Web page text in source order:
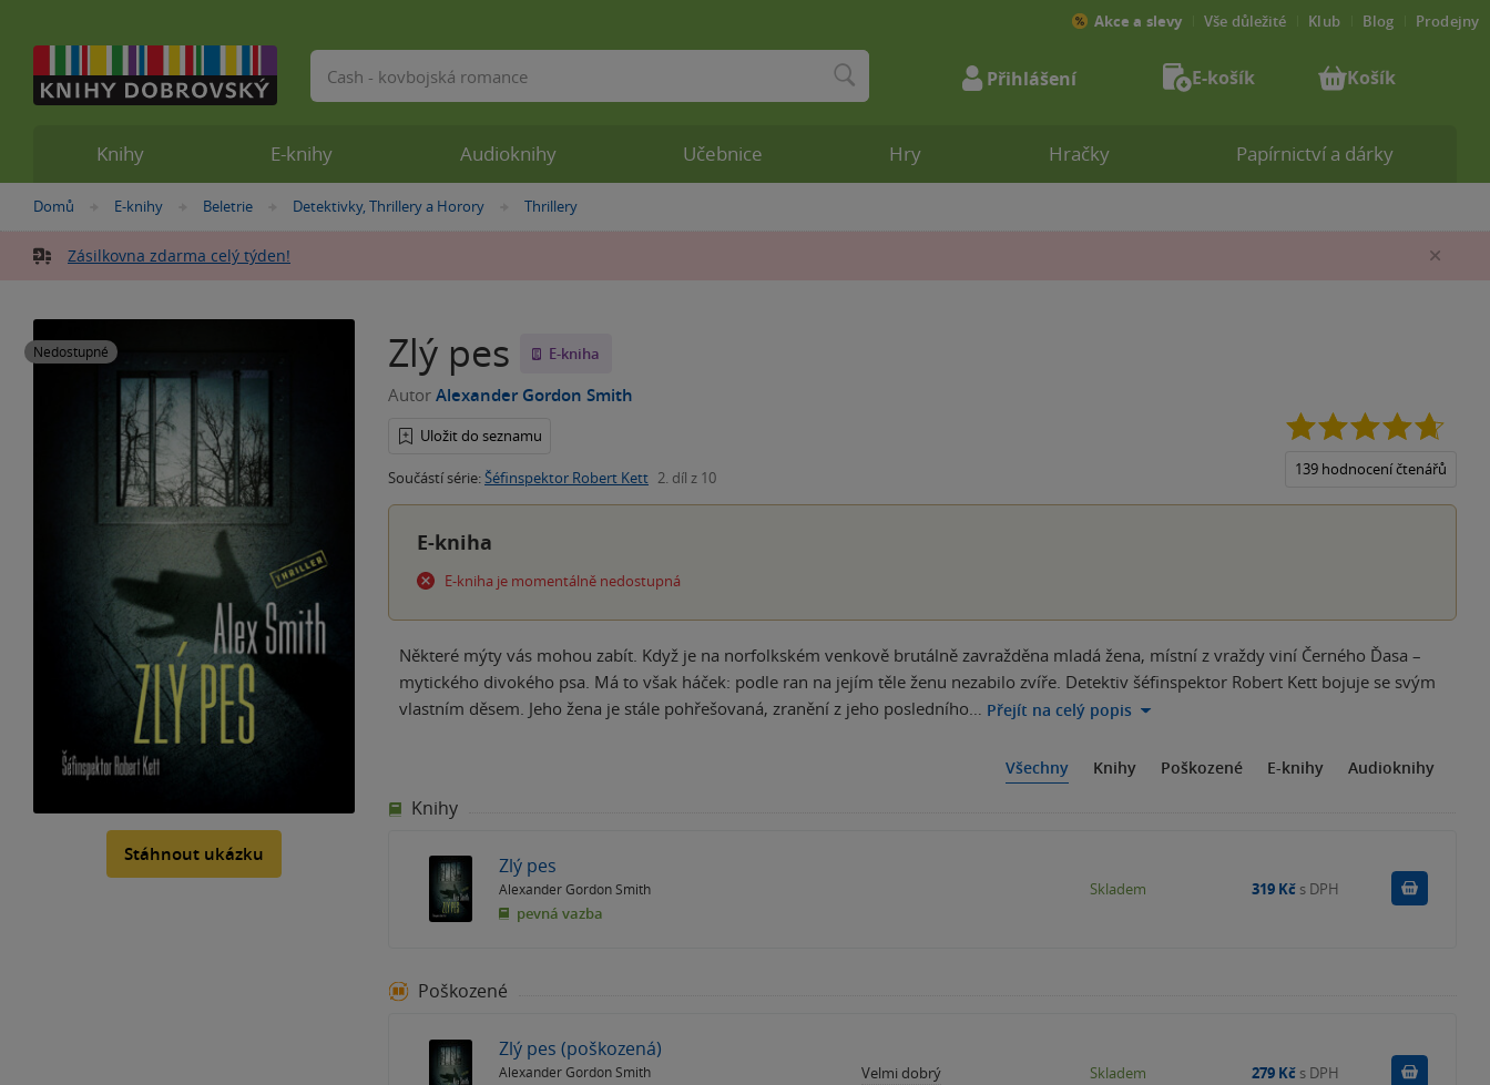
Nacházíte
zde:
Domů »
E-knihy »
Beletrie »
Detektivky, Thrillery a Horory »
Thrillery
Zásilkovna zdarma celý týden!
Nedostupné
Stáhnout ukázku
Zlý pes E-kniha
Autor Alexander Gordon Smith
Uložit do seznamu
Součástí série:Šéfinspektor Robert Kett 2. díl z 10
5
139 hodnocení čtenářů
E-kniha
E-kniha je momentálně nedostupná
Některé mýty vás mohou zabít. Když je na norfolkském venkově brutálně zavražděna mladá žena, místní z vraždy viní Černého Ďasa –
mytického divokého psa. Má to však háček: podle ran na jejím těle ženu nezabilo zvíře. Detektiv šéfinspektor Robert Kett bojuje se svým
vlastním děsem. Jeho žena je stále pohřešovaná, zranění z jeho posledního… Přejít na celý popis
Všechny Knihy Poškozené E-knihy Audioknihy
Knihy
Zlý pes
Alexander Gordon Smith
pevná vazba
Skladem 319 Kč s DPH
Poškozené
Zlý pes (poškozená)
Alexander Gordon Smith Velmi dobrý Skladem 279 Kč s DPH
Knihy E-knihy Audioknihy Učebnice Hry Hračky Papírnictví a dárky
Akce a slevy Vše důležité Klub Blog Prodejny
Vyhledávání Přihlášení E-košík Košík